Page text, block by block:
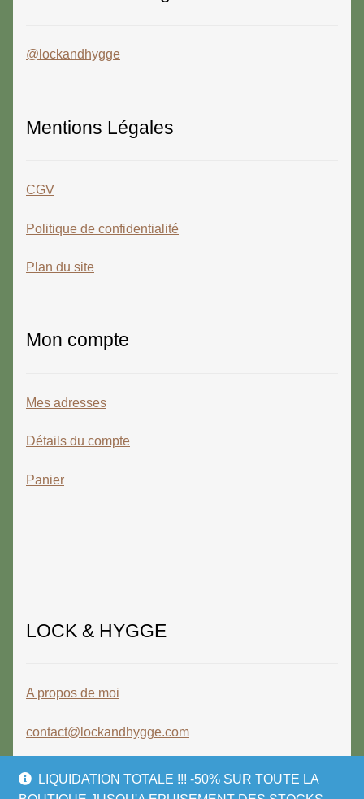
LIQUIDATION TOTALE !!! -50% SUR TOUTE LA
@lockandhygge
Mentions Légales
CGV
Politique de confidentialité
Plan du site
Mon compte
Mes adresses
Détails du compte
Panier
LOCK & HYGGE
A propos de moi
contact@lockandhygge.com